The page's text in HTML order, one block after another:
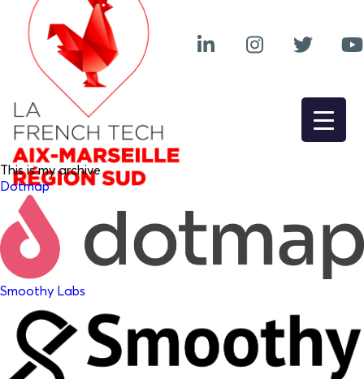
This is my archive
Dotmap
Smoothy Labs